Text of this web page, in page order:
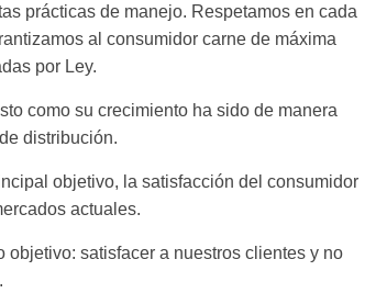
prácticas de manejo. Respetamos en cada
al consumidor carne de máxima
por Ley.
como su crecimiento ha sido de manera
distribución.
objetivo, la satisfacción del consumidor
actuales.
satisfacer a nuestros clientes y no